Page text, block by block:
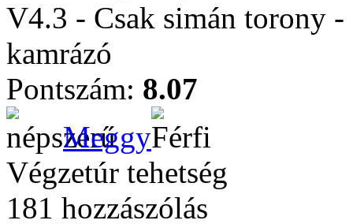
V4.3 - Csak simán torony
kamrázó
Pontszám: 8.07
Meggy
Végzetúr tehetség
181 hozzászólás